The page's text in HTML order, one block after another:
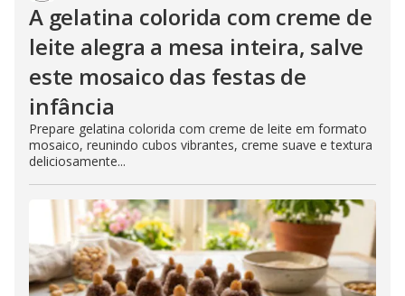
A gelatina colorida com creme de
leite alegra a mesa inteira, salve
este mosaico das festas de
infância
Prepare gelatina colorida com creme de leite em formato
mosaico, reunindo cubos vibrantes, creme suave e textura
deliciosamente...